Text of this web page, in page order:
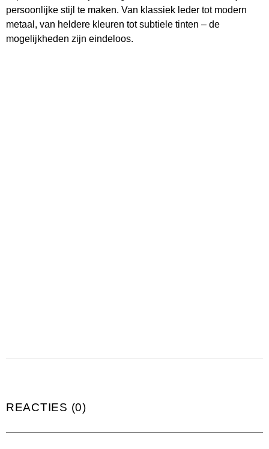
persoonlijke stijl te maken. Van klassiek leder tot modern
metaal, van heldere kleuren tot subtiele tinten – de
mogelijkheden zijn eindeloos.
REACTIES (0)